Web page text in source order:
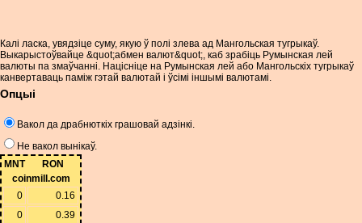
Калі ласка, увядзіце суму, якую ў полі злева ад Мангольская тугрыкаў.
Выкарыстоўвайце &quot;абмен валют&quot;, каб зрабіць Румынская лей
валюты па змаўчанні. Націсніце на Румынская лей або Мангольскіх тугрыкаў
канвертаваць паміж гэтай валютай і ўсімі іншымі валютамі.
Опцыі
Вакол да драбнюткіх грашовай адзінкі.
Не вакол вынікаў.
MNT
RON
coinmill.com
0
0.16
0
0.39